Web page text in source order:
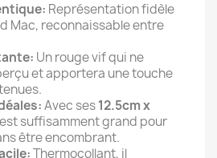
Représentation fidèle
Mac, reconnaissable entre
Un rouge vif qui ne
et apportera une touche
Avec ses12.5cm x
suffisamment grand pour
être encombrant.
Thermocollant, il